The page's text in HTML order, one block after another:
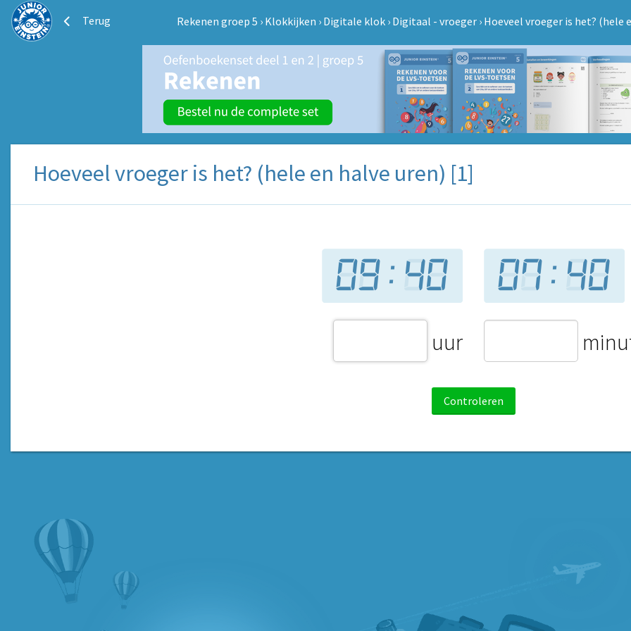
Terug Rekenen groep 5 › Klokkijken › Digitale klok › Digitaal - vroeger › Hoeveel vroeger is het? (hele
Hoeveel vroeger is het? (hele en halve uren) [1]
uur